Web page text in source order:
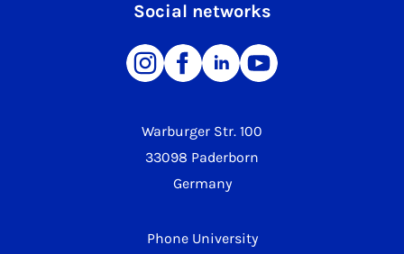
Warburger Str. 100
33098 Paderborn
Germany
Phone University
Social networks